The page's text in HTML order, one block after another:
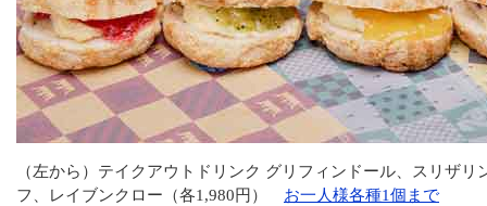
（左から）テイクアウトドリンク グリフィンドール、スリザリ
フ、レイブンクロー（各1,980円） お一人様各種1個まで